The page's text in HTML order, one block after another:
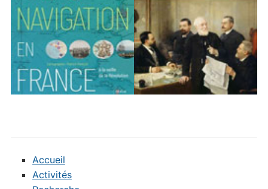
Accueil
Activités